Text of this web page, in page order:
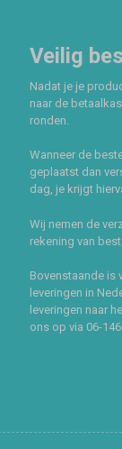
Veilig
Nadat je je
naar de
ronden.
Wanneer de
geplaatst dan
dag, je krijgt
Wij nemen de
rekening van
Bovenstaande is
leveringen in
leveringen naar
ons op via 06-